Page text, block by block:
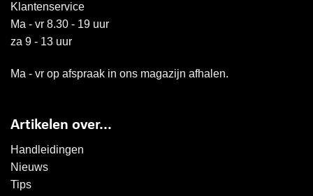
Klantenservice
Ma - vr 8.30 - 19 uur
za 9 - 13 uur
Ma - vr op afspraak in ons magazijn afhalen.
Artikelen over...
Handleidingen
Nieuws
Tips